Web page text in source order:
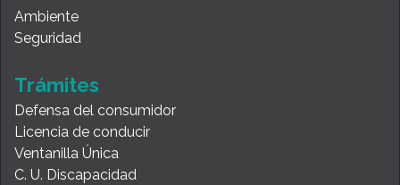
Ambiente
Seguridad
Trámites
Defensa del consumidor
Licencia de conducir
Ventanilla Única
C. U. Discapacidad